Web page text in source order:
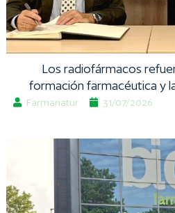
Los radiofármacos
formación farmacéutica y
Farmanatur 31/07/2026